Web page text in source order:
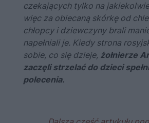
czekających tylko na
więc za obiecaną skórkę od
chłopcy i dziewczyny brali
napełniali je. Kiedy strona
sobie, co się dzieje, żołnierze
zaczęli strzelać do dzieci
polecenia.